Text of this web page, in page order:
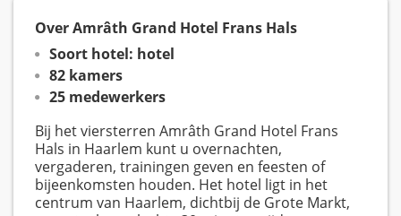
Over Amrâth Grand Hotel Frans Hals
Soort hotel: hotel
82 kamers
25 medewerkers
Bij het viersterren Amrâth Grand Hotel Frans
Hals in Haarlem kunt u overnachten,
vergaderen, trainingen geven en feesten of
bijeenkomsten houden. Het hotel ligt in het
centrum van Haarlem, dichtbij de Grote Markt,